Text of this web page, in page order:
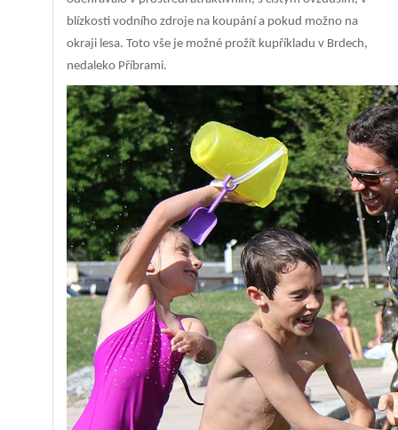
blízkosti vodního zdroje na koupání a pokud možno na
okraji lesa. Toto vše je možné prožít kupříkladu v Brdech,
nedaleko Příbrami.